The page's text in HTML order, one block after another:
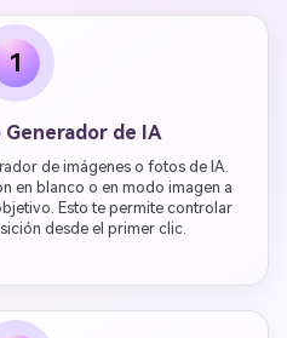
1
de IA
de imágenes o fotos de IA.
en blanco o en modo imagen a
Esto te permite controlar
desde el primer clic.